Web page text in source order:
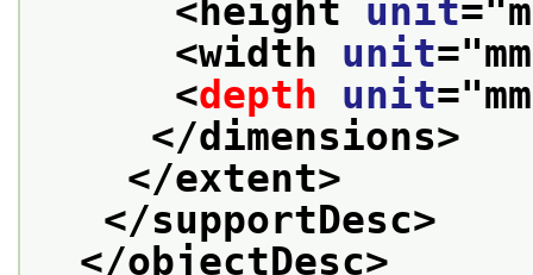
<height unit="
<width unit="mm
<depth unit="mm
</dimensions>
</extent>
</supportDesc>
</objectDesc>